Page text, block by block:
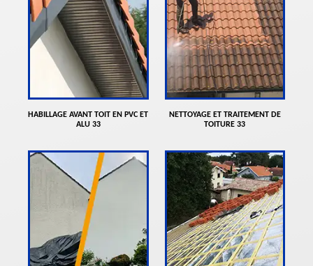
HABILLAGE AVANT TOIT EN PVC ET
ALU 33
NETTOYAGE ET TRAITEMENT DE
TOITURE 33